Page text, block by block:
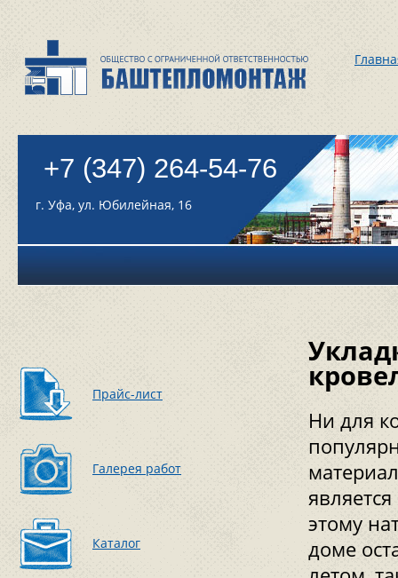
+7 (347) 264-54-76
г. Уфа, ул. Юбилейная, 16
Прайс-лист
Галерея работ
Каталог
Ни для
этому
доме